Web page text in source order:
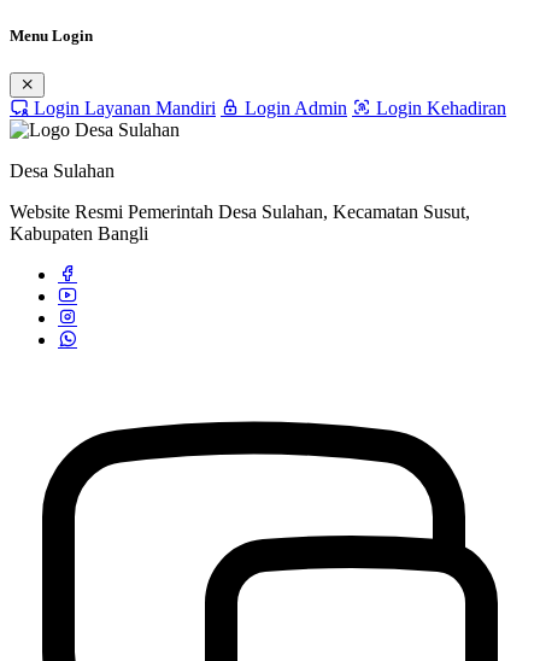
Menu Login
Login Layanan Mandiri Login Admin Login Kehadiran
Desa Sulahan
Website Resmi Pemerintah Desa Sulahan, Kecamatan Susut,
Kabupaten Bangli